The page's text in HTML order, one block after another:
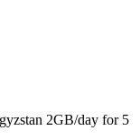
2GB/day for 5